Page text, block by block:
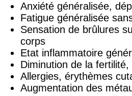
Anxiété généralisée,
Fatigue généralisée
Sensation de brûlures
corps
Etat inflammatoire
Diminution de la fertilité,
Allergies, érythèmes
Augmentation des